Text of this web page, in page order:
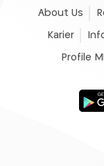
About Us
Karier
Profile